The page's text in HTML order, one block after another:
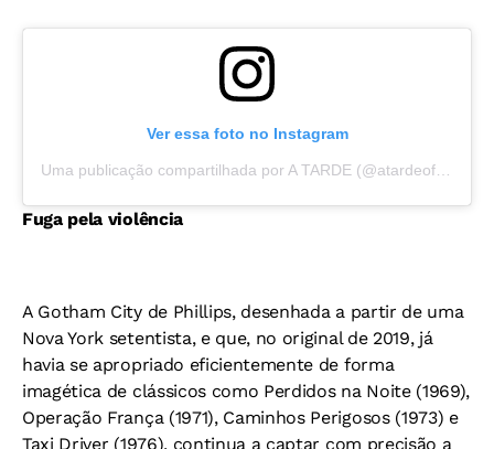
Ver essa foto no Instagram
Fuga pela violência
A Gotham City de Phillips, desenhada a partir de uma
Nova York setentista, e que, no original de 2019, já
havia se apropriado eficientemente de forma
imagética de clássicos como Perdidos na Noite (1969),
Operação França (1971), Caminhos Perigosos (1973) e
Taxi Driver (1976), continua a captar com precisão a